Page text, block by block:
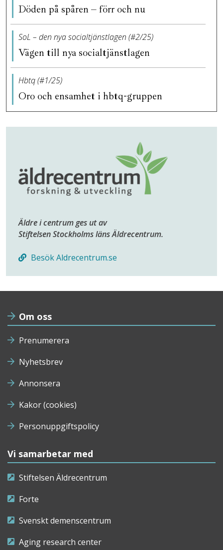
Döden på spåren – förr och nu
SoL – den nya socialtjänstlagen (#2/25)
Vägen till nya socialtjänstlagen
Hbtq (#1/25)
Oro och ensamhet i hbtq-gruppen
Äldre i centrum ges ut av
Stiftelsen Stockholms läns Äldrecentrum.
Besök Aldrecentrum.se
Om oss
Prenumerera
Nyhetsbrev
Annonsera
Kakor (cookies)
Personuppgiftspolicy
Vi samarbetar med
Stiftelsen Äldrecentrum
Forte
Svenskt demenscentrum
Aging research center